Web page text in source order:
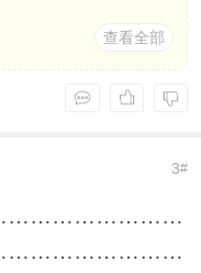
查看全部
3#